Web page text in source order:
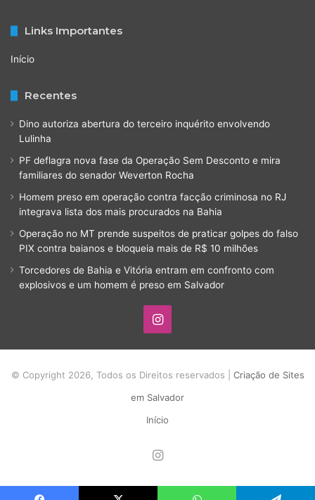
Links Importantes
Início
Recentes
Dino autoriza abertura do terceiro inquérito envolvendo
Lulinha
PF deflagra nova fase da Operação Sem Desconto e mira
familiares do senador Weverton Rocha
Homem preso em operação contra facção criminosa no RJ
integrava lista dos mais procurados na Bahia
Operação no MT prende suspeitos de praticar golpes do falso
PIX contra baianos e bloqueia mais de R$ 10 milhões
Torcedores de Bahia e Vitória entram em confronto com
explosivos e um homem é preso em Salvador
Instagram
© Copyright 2026, Todos os Direitos reservados | Criação de Sites
em Salvador
Início
Instagram